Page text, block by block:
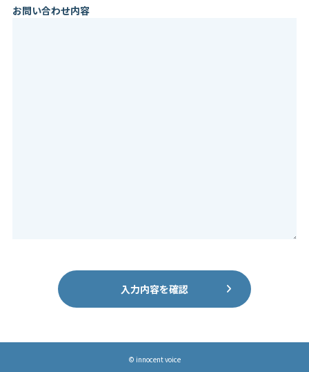
お問い合わせ内容
入力内容を確認
© innocent voice